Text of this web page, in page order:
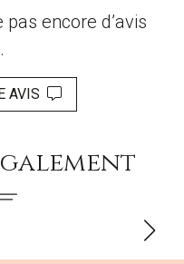
encore d’avis
AVIS